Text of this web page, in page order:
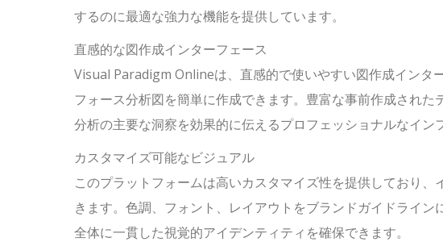
するのに最適な強力な機能を提供しています。
直感的な図作成インターフェース
Visual Paradigm Onlineは、直感的で使いやすい図作成インタ
フォース分析図を簡単に作成できます。豊富な事前作成された
分析の主要な洞察を効果的に伝えるプロフェッショナルなイン
カスタマイズ可能なビジュアル
このプラットフォームは高いカスタマイズ性を提供しており
きます。色調、フォント、レイアウトをブランドガイドライ
全体に一貫した視覚的アイデンティティを確保できます。